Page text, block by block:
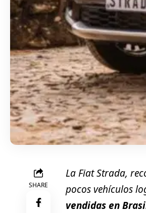
SHARE
La Fiat Strada,
pocos vehículos
vendidas en